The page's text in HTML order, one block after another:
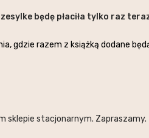
będę płaciła tylko raz
gdzie razem z książką dodane
sklepie stacjonarnym. Zapraszamy.